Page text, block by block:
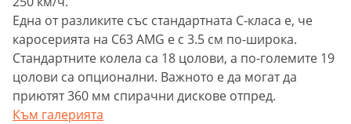
Една от разликите със стандартната С-класа е, че
каросерията на С63 AMG е с 3.5 см по-широка.
Стандартните колела са 18 цолови, а по-големите 19
цолови са опционални. Важното е да могат да
приютят 360 мм спирачни дискове отпред.
Към галерията